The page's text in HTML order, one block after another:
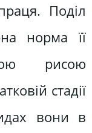
Поділ
норма її
рисою
стадії
вони в